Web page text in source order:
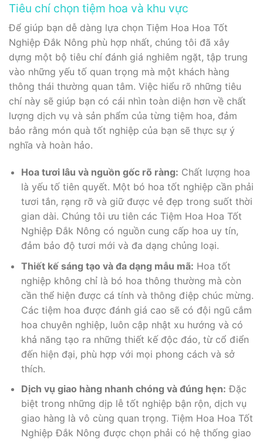
Tiêu chí chọn tiệm hoa và khu vực
Để giúp bạn dễ dàng lựa chọn Tiệm Hoa Hoa Tốt
Nghiệp Đắk Nông phù hợp nhất, chúng tôi đã xây
dựng một bộ tiêu chí đánh giá nghiêm ngặt, tập trung
vào những yếu tố quan trọng mà một khách hàng
thông thái thường quan tâm. Việc hiểu rõ những tiêu
chí này sẽ giúp bạn có cái nhìn toàn diện hơn về chất
lượng dịch vụ và sản phẩm của từng tiệm hoa, đảm
bảo rằng món quà tốt nghiệp của bạn sẽ thực sự ý
nghĩa và hoàn hảo.
Hoa tươi lâu và nguồn gốc rõ ràng: Chất lượng hoa
là yếu tố tiên quyết. Một bó hoa tốt nghiệp cần phải
tươi tắn, rạng rỡ và giữ được vẻ đẹp trong suốt thời
gian dài. Chúng tôi ưu tiên các Tiệm Hoa Hoa Tốt
Nghiệp Đắk Nông có nguồn cung cấp hoa uy tín,
đảm bảo độ tươi mới và đa dạng chủng loại.
Thiết kế sáng tạo và đa dạng mẫu mã: Hoa tốt
nghiệp không chỉ là bó hoa thông thường mà còn
cần thể hiện được cá tính và thông điệp chúc mừng.
Các tiệm hoa được đánh giá cao sẽ có đội ngũ cắm
hoa chuyên nghiệp, luôn cập nhật xu hướng và có
khả năng tạo ra những thiết kế độc đáo, từ cổ điển
đến hiện đại, phù hợp với mọi phong cách và sở
thích.
Dịch vụ giao hàng nhanh chóng và đúng hẹn: Đặc
biệt trong những dịp lễ tốt nghiệp bận rộn, dịch vụ
giao hàng là vô cùng quan trọng. Tiệm Hoa Hoa Tốt
Nghiệp Đắk Nông được chọn phải có hệ thống giao